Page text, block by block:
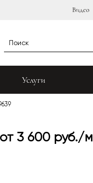
Видео
Услуги
от 3 600 руб./м